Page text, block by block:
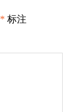
* 标注